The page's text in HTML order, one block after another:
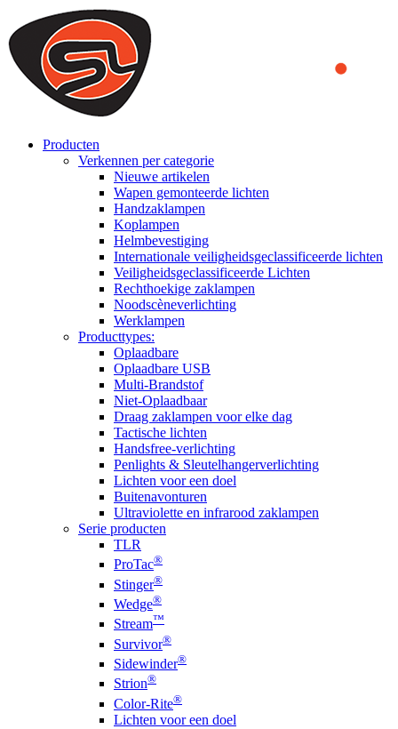
We use cookies to ensure that we provide you the best experience
on our website. By continuing to browse this website, you accept
that cookies are used to help us analyze how the website is used and
to offer you a better experience. To learn more or to find out how
you can disable cookies, you can access our
Producten
Verkennen per categorie
Nieuwe artikelen
Wapen gemonteerde lichten
Handzaklampen
Koplampen
Helmbevestiging
Internationale veiligheidsgeclassificeerde lichten
Veiligheidsgeclassificeerde Lichten
Rechthoekige zaklampen
Noodscèneverlichting
Werklampen
Producttypes:
Oplaadbare
Oplaadbare USB
Multi-Brandstof
Niet-Oplaadbaar
Draag zaklampen voor elke dag
Tactische lichten
Handsfree-verlichting
Penlights & Sleutelhangerverlichting
Lichten voor een doel
Buitenavonturen
Ultraviolette en infrarood zaklampen
Serie producten
TLR
ProTac®
Stinger®
Wedge®
Stream™
Survivor®
Sidewinder®
Strion®
Color-Rite®
Lichten voor een doel